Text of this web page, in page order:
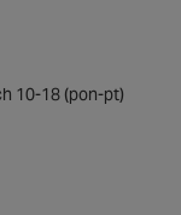
10-18 (pon-pt)